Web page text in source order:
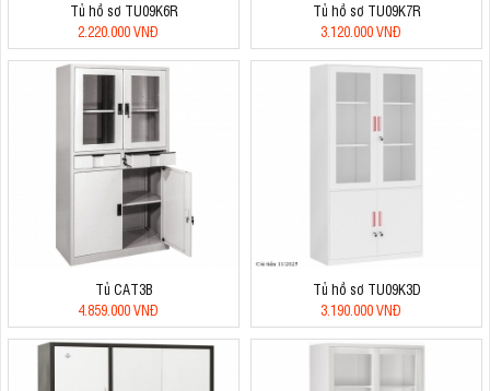
Tủ hồ sơ TU09K6R
2.220.000 VNĐ
Tủ hồ sơ TU09K7R
3.120.000 VNĐ
Tủ CAT3B
4.859.000 VNĐ
Tủ hồ sơ TU09K3D
3.190.000 VNĐ